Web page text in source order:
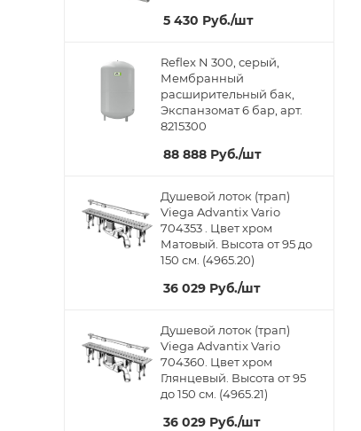
5 430 Руб./шт
Reflex N 300, серый,
Мембранный
расширительный бак,
Экспанзомат 6 бар, арт.
8215300
88 888 Руб./шт
Душевой лоток (трап)
Viega Advantix Vario
704353 . Цвет хром
Матовый. Высота от 95 до
150 см. (4965.20)
36 029 Руб./шт
Душевой лоток (трап)
Viega Advantix Vario
704360. Цвет хром
Глянцевый. Высота от 95
до 150 см. (4965.21)
36 029 Руб./шт